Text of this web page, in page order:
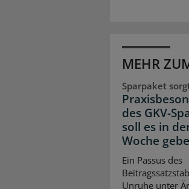
MEHR
Sparpaket
des GKV-
soll es in
Woche
Ein Passus des
Unruhe unter